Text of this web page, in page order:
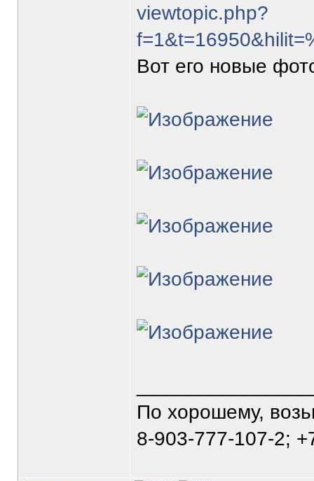
viewtopic.php?
Вот его новые
По хорошему,
8-903-777-107-2;